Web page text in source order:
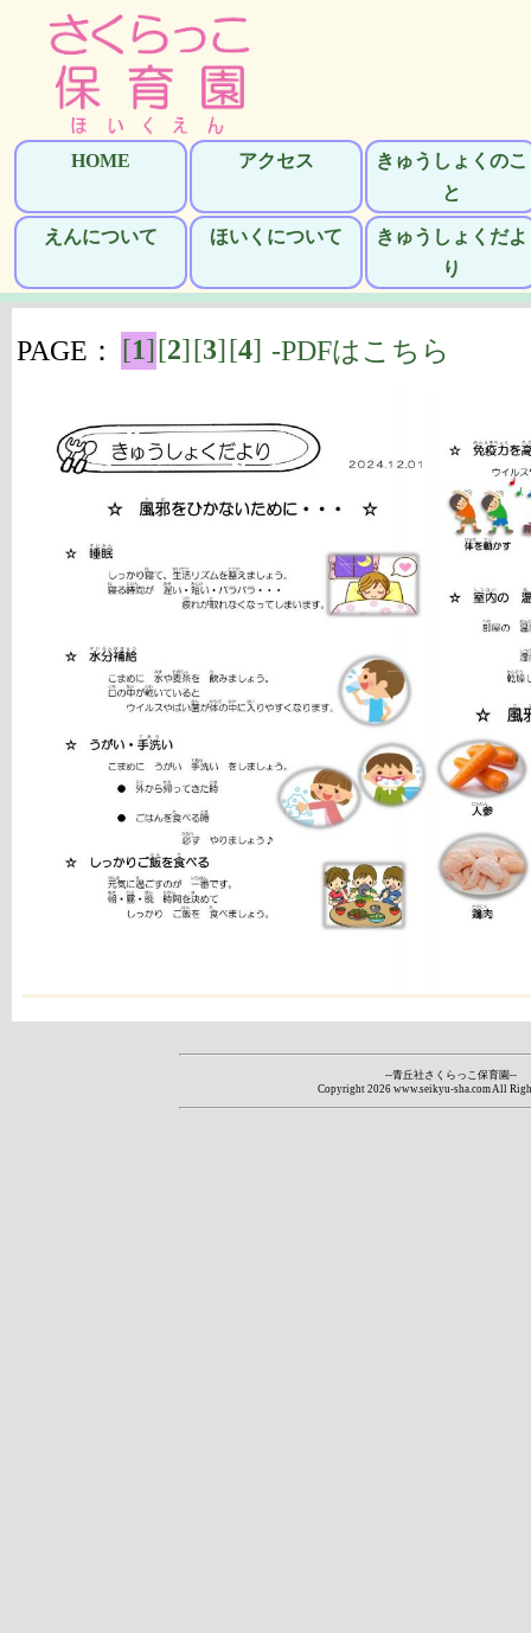
HOME アクセス
きゅうしょくのこ
と
えんについて ほいくについて
きゅうしょくだよ
り
PAGE： [1][2][3][4] -PDFはこちら
--青丘社さくらっこ保育園--
Copyright 2026 www.seikyu-sha.com All